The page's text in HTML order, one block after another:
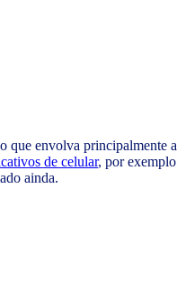
que envolva principalmente
de celular, por
ainda.